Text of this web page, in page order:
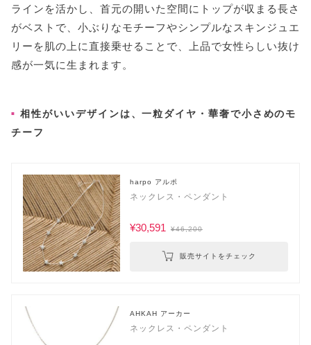
ラインを活かし、首元の開いた空間にトップが収まる長さ
がベストで、小ぶりなモチーフやシンプルなスキンジュエ
リーを肌の上に直接乗せることで、上品で女性らしい抜け
感が一気に生まれます。
相性がいいデザインは、一粒ダイヤ・華奢で小さめのモ
チーフ
harpo アルポ
ネックレス・ペンダント
¥30,591 ¥46,200
販売サイトをチェック
AHKAH アーカー
ネックレス・ペンダント